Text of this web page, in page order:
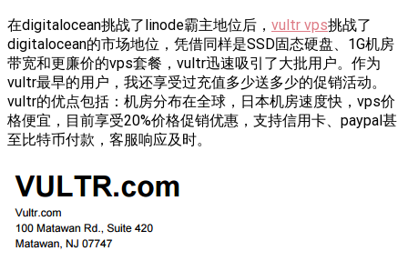
在digitalocean挑战了linode霸主地位后， vultr vps挑战了
digitalocean的市场地位，凭借同样是SSD固态硬盘、1G机房
带宽和更廉价的vps套餐，vultr迅速吸引了大批用户。作为
vultr最早的用户，我还享受过充值多少送多少的促销活动。
vultr的优点包括：机房分布在全球，日本机房速度快，vps价
格便宜，目前享受20%价格促销优惠，支持信用卡、paypal甚
至比特币付款，客服响应及时。